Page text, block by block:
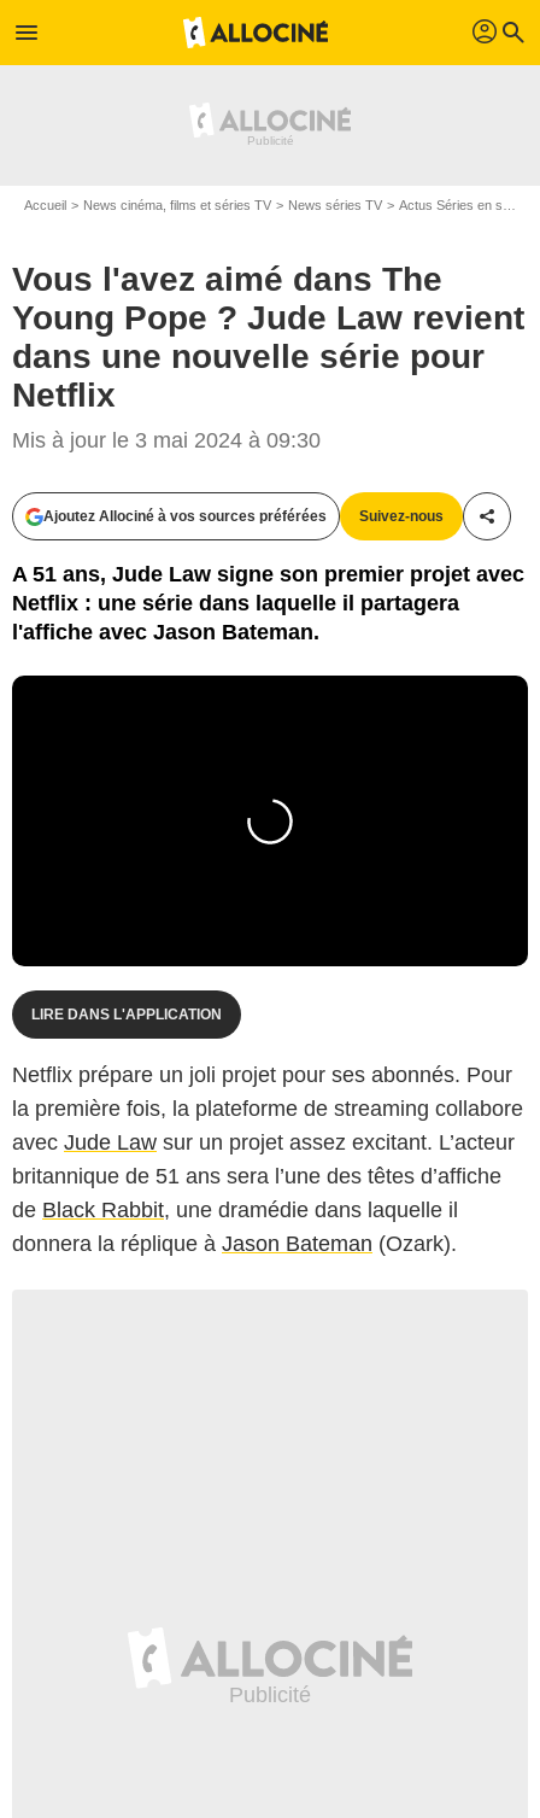
menu profil search
Accueil News cinéma, films et séries TV News séries TV Actus Séries en streaming
Vous l'avez aimé dans The
Young Pope ? Jude Law revient
dans une nouvelle série pour
Netflix
Mis à jour le 3 mai 2024 à 09:30
Ajoutez Allociné à vos sources préférées Suivez-nous
A 51 ans, Jude Law signe son premier projet avec
Netflix : une série dans laquelle il partagera
l'affiche avec Jason Bateman.
LIRE DANS L'APPLICATION
Netflix prépare un joli projet pour ses abonnés. Pour
la première fois, la plateforme de streaming collabore
avec Jude Law sur un projet assez excitant. L’acteur
britannique de 51 ans sera l’une des têtes d’affiche
de Black Rabbit, une dramédie dans laquelle il
donnera la réplique à Jason Bateman (Ozark).